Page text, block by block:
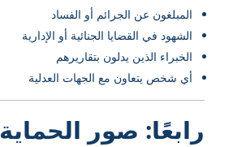
المبلغون عن الجرائم أو الفساد
الشهود في القضايا الجنائية أو الإدارية
الخبراء الذين يدلون بتقاريرهم
أي شخص يتعاون مع الجهات العدلية
رابعًا: صور الحماية